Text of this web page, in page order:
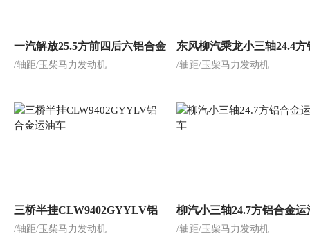
一汽解放25.5方前四后六铝合金
油罐车
/轴距/玉柴马力发动机
东风柳汽乘龙小三轴24.4方
金运油车
/轴距/玉柴马力发动机
三桥半挂CLW9402GYYLV铝
/轴距/玉柴马力发动机
柳汽小三轴24.7方铝合金运
/轴距/玉柴马力发动机